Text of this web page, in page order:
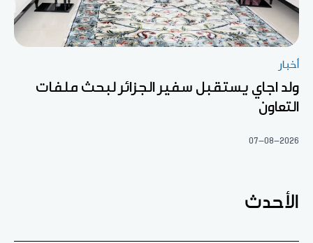
أخبار
ولد اجاي يستقبل سفير الجزائر لبحث ملفات
التعاون
07-08-2026
الأحدث